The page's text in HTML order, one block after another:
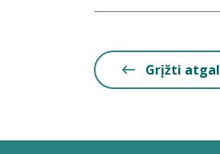
Grįžti atgal